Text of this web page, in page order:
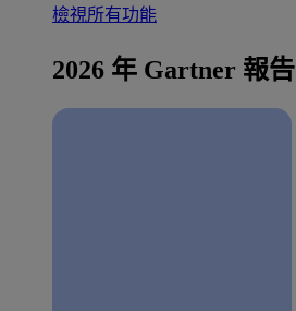
檢視所有功能
2026 年 Gartner 報告